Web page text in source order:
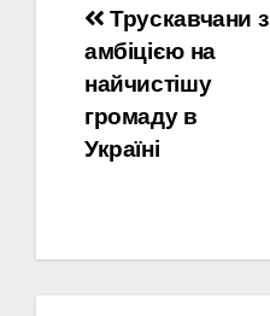
Навігація
записів
Трускавчани з
амбіцією на
найчистішу
громаду в
Україні